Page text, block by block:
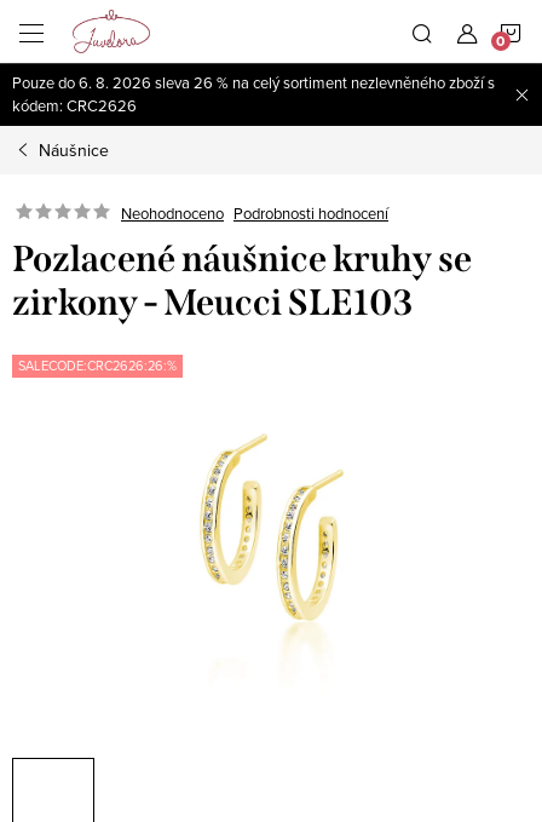
obsah
Pouze do 6. 8. 2026 sleva 26 % na celý sortiment nezlevněného zboží s
kódem: CRC2626
Náušnice
Neohodnoceno Podrobnosti hodnocení
Pozlacené náušnice kruhy se
zirkony - Meucci SLE103
SALECODE:CRC2626:26:%